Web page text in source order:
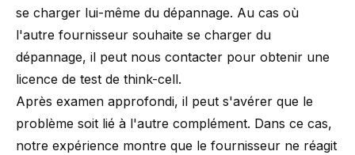
se charger lui-même du dépannage. Au cas où
l'autre fournisseur souhaite se charger du
dépannage, il peut nous contacter pour obtenir une
licence de test de think-cell.
Après examen approfondi, il peut s'avérer que le
problème soit lié à l'autre complément. Dans ce cas,
notre expérience montre que le fournisseur ne réagit